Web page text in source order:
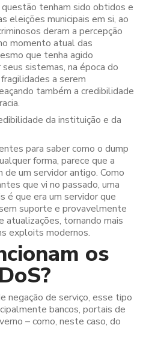
tenham sido obtidos e
eleições municipais em si, ao
deram a percepção
momento atual das
que tenha agido
sistemas, na época do
a serem
também a credibilidade
da instituição e da
para saber como o dump
forma, parece que a
de um servidor antigo. Como
que vi no passado, uma
é que era um servidor que
suporte e provavelmente
atualizações, tornando mais
exploits modernos.
os
negação de serviço, esse tipo
bancos, portais de
– como, neste caso, do